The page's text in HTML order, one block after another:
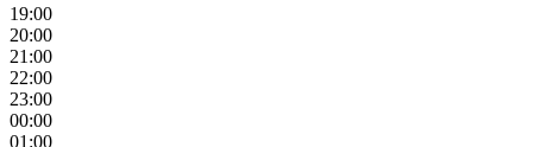
19:00
20:00
21:00
22:00
23:00
00:00
01:00